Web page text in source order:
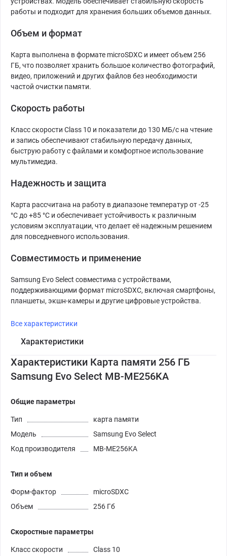
работы и подходит для хранения больших объемов данных.
Объем и формат
Карта выполнена в формате microSDXC и имеет объем 256
ГБ, что позволяет хранить большое количество фотографий,
видео, приложений и других файлов без необходимости
частой очистки памяти.
Скорость работы
Класс скорости Class 10 и показатели до 130 МБ/с на чтение
и запись обеспечивают стабильную передачу данных,
быструю работу с файлами и комфортное использование
мультимедиа.
Надежность и защита
Карта рассчитана на работу в диапазоне температур от -25
°C до +85 °C и обеспечивает устойчивость к различным
условиям эксплуатации, что делает её надежным решением
для повседневного использования.
Совместимость и применение
Samsung Evo Select совместима с устройствами,
поддерживающими формат microSDXC, включая смартфоны,
планшеты, экшн-камеры и другие цифровые устройства.
Все характеристики
Характеристики
Характеристики Карта памяти 256 ГБ
Samsung Evo Select MB-ME256KA
Общие параметры
Тип
карта памяти
Модель
Samsung Evo Select
Код производителя
MB-ME256KA
Тип и объем
Форм-фактор
microSDXC
Объем
256 Гб
Скоростные параметры
Класс скорости Class 10